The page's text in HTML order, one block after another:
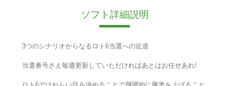
ソフト詳細説明
3つのシナリオからなるロト6当選への近道
当選番号さえ毎週更新していただければあとはお任せあれ!